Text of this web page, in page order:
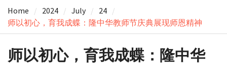
Home 2024 July
24
师以初心，育我成蝶：隆中华教师节庆典展现师恩精神
师以初心，育我成蝶：隆中华